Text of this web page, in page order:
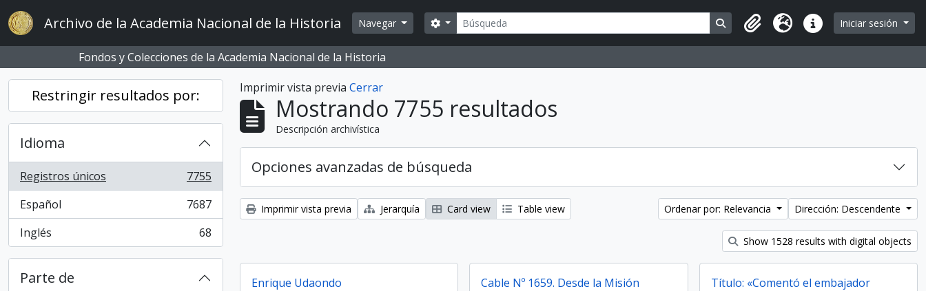
Skip to main content
Archivo de la Academia Nacional de la Historia Navegar Búsqueda
Search options Search in browse page
Portapapeles
Idioma Enlaces rápidos
Iniciar sesión
Fondos y Colecciones de la Academia Nacional de la Historia
Restringir resultados por:
Idioma
Registros únicos
, 7755 resultados
7755
Español
, 7687 resultados
7687
Inglés
, 68 resultados 68
Parte de
Imprimir vista previa Cerrar
Mostrando 7755 resultados
Descripción archivística
Opciones avanzadas de búsqueda
Imprimir vista previa Jerarquía Card view Table view Ordenar por: Relevancia Dirección: Descendente
Show 1528 results with digital objects
Enrique Udaondo
Cable Nº 1659. Desde la Misión
Título: «Comentó el embajador